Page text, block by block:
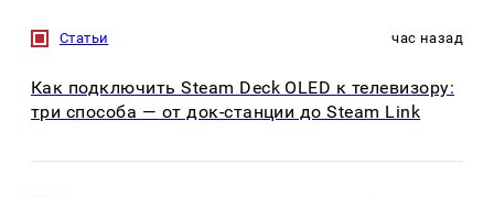
Статьи час назад
Как подключить Steam Deck OLED к телевизору:
три способа — от док-станции до Steam Link